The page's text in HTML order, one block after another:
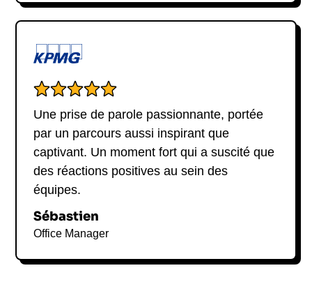
Une prise de parole passionnante, portée
par un parcours aussi inspirant que
captivant. Un moment fort qui a suscité que
des réactions positives au sein des
équipes.
Sébastien
Office Manager